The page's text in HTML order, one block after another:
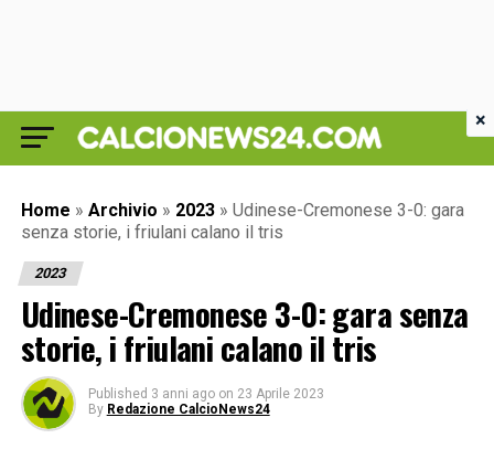
Home » Archivio » 2023 » Udinese-Cremonese 3-0: gara
senza storie, i friulani calano il tris
2023
Udinese-Cremonese 3-0: gara senza
storie, i friulani calano il tris
Published 3 anni ago on 23 Aprile 2023
By Redazione CalcioNews24
×